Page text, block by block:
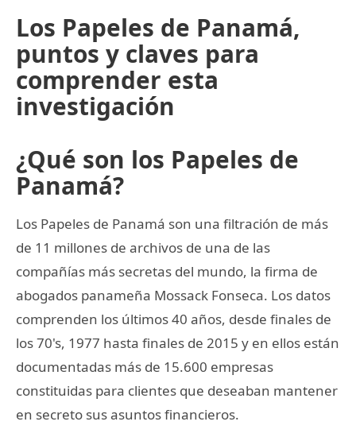
Los Papeles de Panamá,
puntos y claves para
comprender esta
investigación
¿Qué son los Papeles de
Panamá?
Los Papeles de Panamá son una filtración de más
de 11 millones de archivos de una de las
compañías más secretas del mundo, la firma de
abogados panameña Mossack Fonseca. Los datos
comprenden los últimos 40 años, desde finales de
los 70's, 1977 hasta finales de 2015 y en ellos están
documentadas más de 15.600 empresas
constituidas para clientes que deseaban mantener
en secreto sus asuntos financieros.